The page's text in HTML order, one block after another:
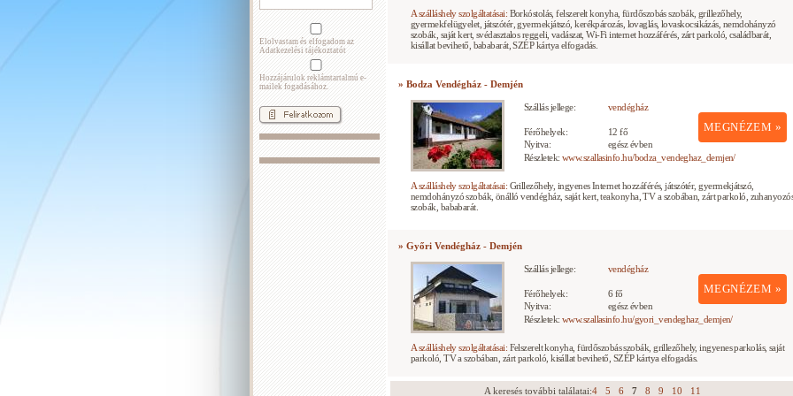
Elolvastam és elfogadom az
Adatkezelési tájékoztatót
Hozzájárulok reklámtartalmú e-
mailek fogadásához.
A szálláshely szolgáltatásai: Borkóstolás, felszerelt konyha, fürdőszobás szobák, grillezőhely,
gyermekfelügyelet, játszótér, gyermekjátszó, kerékpározás, lovaglás, lovaskocsikázás, nemdohányzó
szobák, saját kert, svédasztalos reggeli, vadászat, Wi-Fi internet hozzáférés, zárt parkoló, családbarát,
kisállat bevihető, bababarát, SZÉP kártya elfogadás.
» Bodza Vendégház - Demjén
Szállás jellege: vendégház
MEGNÉZEM »
Férőhelyek:
12 fő
Nyitva:
egész évben
Részletek: www.szallasinfo.hu/bodza_vendeghaz_demjen/
A szálláshely szolgáltatásai: Grillezőhely, ingyenes Internet hozzáférés, játszótér, gyermekjátszó,
nemdohányzó szobák, önálló vendégház, saját kert, teakonyha, TV a szobában, zárt parkoló,
szobák, bababarát.
» Győri Vendégház - Demjén
Szállás jellege: vendégház
MEGNÉZEM »
Férőhelyek:
6 fő
Nyitva:
egész évben
Részletek: www.szallasinfo.hu/gyori_vendeghaz_demjen/
A szálláshely szolgáltatásai: Felszerelt konyha, fürdőszobás szobák, grillezőhely, ingyenes parkolás, saját
parkoló, TV a szobában, zárt parkoló, kisállat bevihető, SZÉP kártya elfogadás.
A keresés további találatai:4 5 6 7 8 9 10 11